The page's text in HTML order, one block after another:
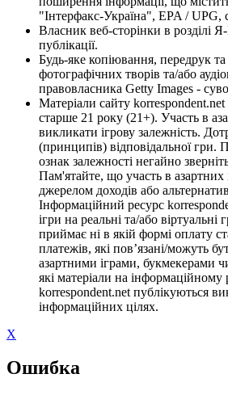
"Інтерфакс-Україна", EPA / UPG,
Власник веб-сторінки в розділі
публікації.
Будь-яке копіювання, передрук та
фотографічних творів та/або
правовласника Getty Images -
Матеріали сайту korrespondent.net
старше 21 року (21+). Участь в
викликати ігрову залежність.
(принципів) відповідальної
ознак залежності негайно
Пам'ятайте, що участь в азартних
джерелом доходів або
Інформаційний ресурс
ігри на реальні та/або віртуальні
приймає ні в якій формі оплату
платежів, які пов’язані/можуть
азартними іграми, букмекерами
які матеріали на інформаційному
korrespondent.net публікуються
інформаційних цілях.
X
Ошибка